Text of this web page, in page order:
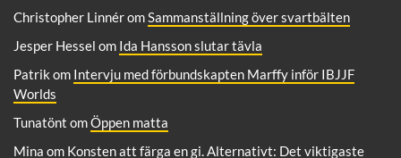
Christopher Linnérom Sammanställning över svartbälten
Jesper Hessel om Ida Hansson slutar tävla
Patrik om Intervju med förbundskapten Marffy inför IBJJF
Worlds
Tunatönt omÖppen matta
Mina om Konsten att färga en gi. Alternativt: Det viktigaste